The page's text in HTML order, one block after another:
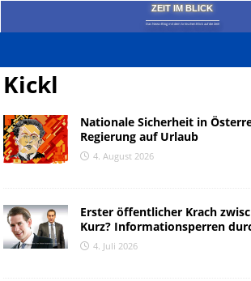
ZEIT IM BLICK
Das News-Blog mit dem kritischen Blick auf die Zeit!
Kickl
Nationale Sicherheit in
Regierung auf Urlaub
4. August 2026
Erster öffentlicher Krach
Kurz? Informationsperren
4. Juli 2026